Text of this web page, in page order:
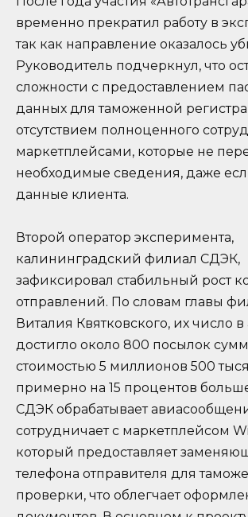
временно прекратил работу в
так как направление оказалось
Руководитель подчеркнул, что
сложности с предоставлением
данных для таможенной
отсутствием полноценного
маркетплейсами, которые не
необходимые сведения, даже
данные клиента.
Второй оператор эксперимента,
калининградский филиал СДЭК,
зафиксировал стабильный рост
отправлений. По словам главы
Виталия Квятковского, их число в
достигло около 800 посылок
стоимостью 5 миллионов 500
примерно на 15 процентов
СДЭК обрабатывает
сотрудничает с маркетплейсом
который предоставляет
телефона отправителя для
проверки, что облегчает